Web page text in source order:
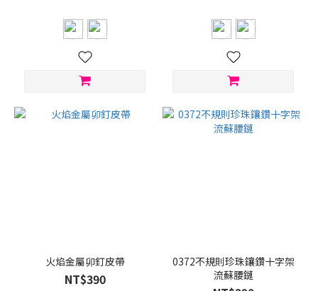
火焰金屬卯釘皮帶
NT$390
0372不規則珍珠鑲鑽十字架
流蘇腰鏈